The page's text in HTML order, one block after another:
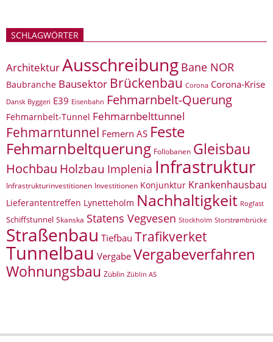
SCHLAGWÖRTER
ArchitekturAusschreibung Bane NOR
Baubranche Bausektor Brückenbau Corona Corona-Krise
Dansk Byggeri E39 Eisenbahn Fehmarnbelt-Querung
Fehmarnbelt-Tunnel Fehmarnbelttunnel
Fehmarntunnel Femern AS Feste
Fehmarnbeltquerung Follobanen Gleisbau
Hochbau Holzbau Implenia Infrastruktur
Infrastrukturinvestitionen Investitionen Konjunktur Krankenhausbau
Lieferantentreffen Lynetteholm Nachhaltigkeit Rogfast
Schiffstunnel Skanska Statens Vegvesen Stockholm Storstrømbrücke
Straßenbau Tiefbau Trafikverket
Tunnelbau Vergabe Vergabeverfahren
Wohnungsbau Züblin Züblin AS